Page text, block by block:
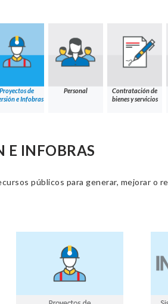
Proyectos de
e Infobras
Personal
Contratación de
bienes y servicios
E INFOBRAS
públicos para generar, mejorar o